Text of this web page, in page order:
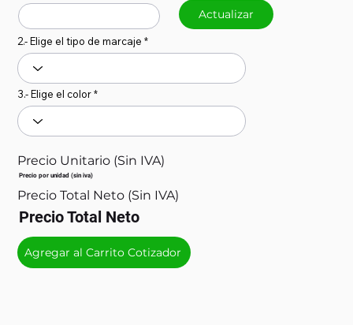
Actualizar
2.- Elige el tipo de marcaje
3.- Elige el color
Precio Unitario (Sin IVA)
Precio por unidad (sin iva)
Precio Total Neto (Sin IVA)
Precio Total Neto
Agregar al Carrito Cotizador